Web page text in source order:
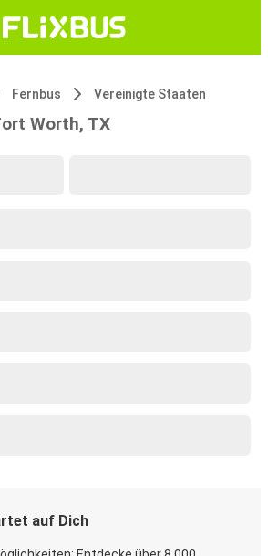
Fernbus Vereinigte Staaten
Worth, TX
auf Dich